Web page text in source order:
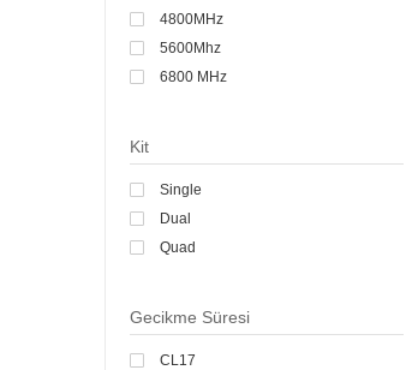
4800MHz
5600Mhz
6800 MHz
Kit
Single
Dual
Quad
Gecikme Süresi
CL17